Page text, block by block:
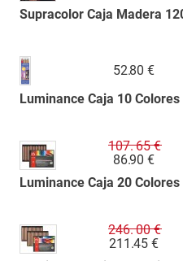
Supracolor Caja Madera
Luminance Caja 10
52.80 €
Luminance Caja 20 Colores
107.65 €
86.90 €
246.00 €
211.45 €